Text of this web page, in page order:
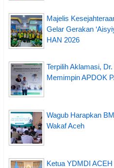
Majelis
Gelar Gerakan
HAN 2026
Terpilih Aklamasi,
Memimpin APDOK
Wagub Harapkan
Wakaf Aceh
Ketua YDMDI